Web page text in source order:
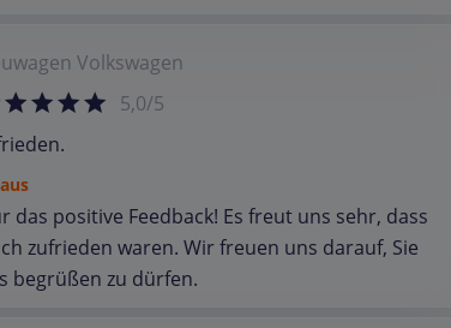
Volkswagen
5,0/5
das positive Feedback! Es freut uns sehr, dass
zufrieden waren. Wir freuen uns darauf, Sie
begrüßen zu dürfen.